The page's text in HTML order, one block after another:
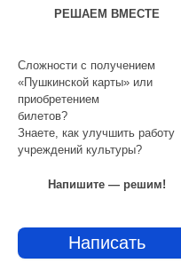
РЕШАЕМ ВМЕСТЕ
Сложности с получением
«Пушкинской карты» или
приобретением
билетов?
Знаете, как улучшить работу
учреждений культуры?
Напишите — решим!
Написать